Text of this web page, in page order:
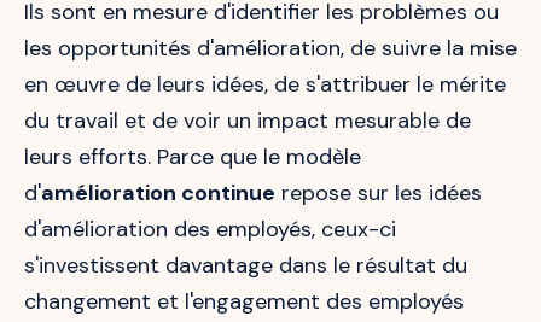
Ils sont en mesure d'identifier les problèmes ou
les opportunités d'amélioration, de suivre la mise
en œuvre de leurs idées, de s'attribuer le mérite
du travail et de voir un impact mesurable de
leurs efforts. Parce que le modèle
d'amélioration continue repose sur les idées
d'amélioration des employés, ceux-ci
s'investissent davantage dans le résultat du
changement et l'engagement des employés